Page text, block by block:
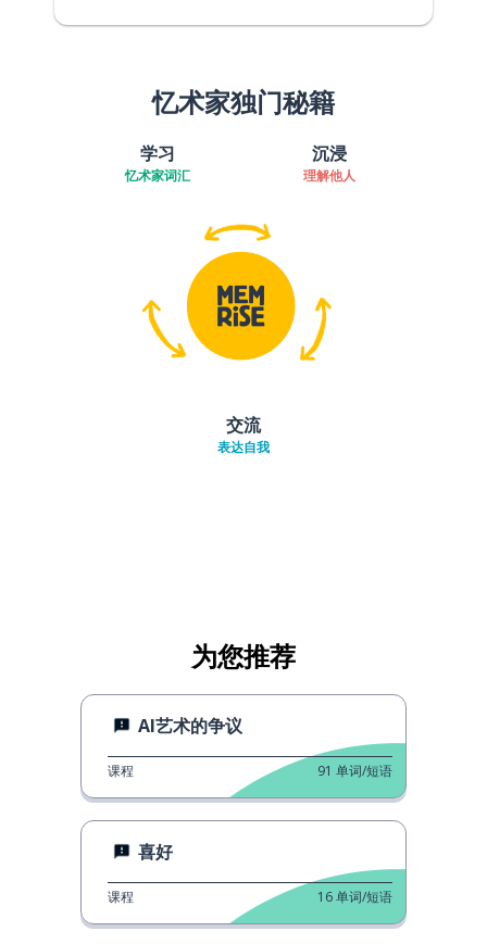
忆术家独门秘籍
学习
忆术家词汇
沉浸
理解他人
交流
表达自我
为您推荐
AI艺术的争议
课程 91 单词/短语
喜好
课程 16单词/短语